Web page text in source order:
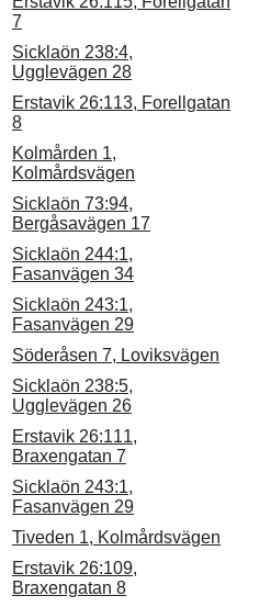
7
Sicklaön 238:4,
Ugglevägen 28
Erstavik 26:113, Forellgatan
8
Kolmården 1,
Kolmårdsvägen
Sicklaön 73:94,
Bergåsavägen 17
Sicklaön 244:1,
Fasanvägen 34
Sicklaön 243:1,
Fasanvägen 29
Söderåsen 7, Loviksvägen
Sicklaön 238:5,
Ugglevägen 26
Erstavik 26:111,
Braxengatan 7
Sicklaön 243:1,
Fasanvägen 29
Tiveden 1, Kolmårdsvägen
Erstavik 26:109,
Braxengatan 8